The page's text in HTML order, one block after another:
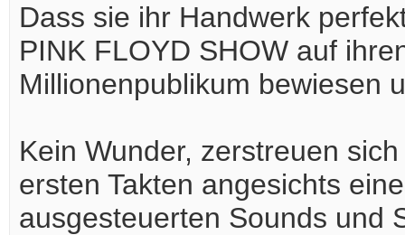
Dass sie ihr Handwerk
PINK FLOYD SHOW auf
Millionenpublikum bewiesen
Kein Wunder, zerstreuen
ersten Takten angesichts
ausgesteuerten Sounds und